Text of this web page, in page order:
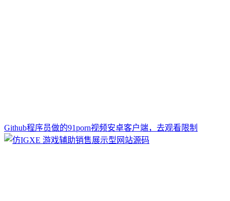
Github程序员做的91porn视频安卓客户端，去观看限制